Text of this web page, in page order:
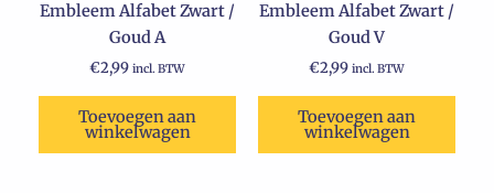
Embleem Alfabet Zwart /
Goud A
€2,99 incl. BTW
Toevoegen aan
winkelwagen
Embleem Alfabet Zwart /
Goud V
€2,99 incl. BTW
Toevoegen aan
winkelwagen